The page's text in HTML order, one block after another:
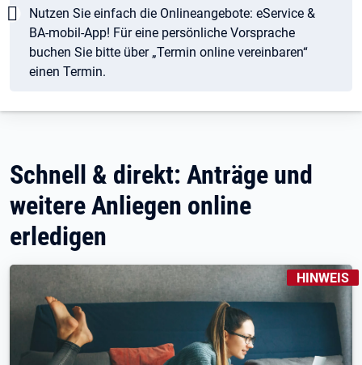
Nutzen Sie einfach die Onlineangebote: eService &
BA-mobil-App! Für eine persönliche Vorsprache
buchen Sie bitte über „Termin online vereinbaren“
einen Termin.
Schnell & direkt: Anträge und
weitere Anliegen online
erledigen
HINWEIS